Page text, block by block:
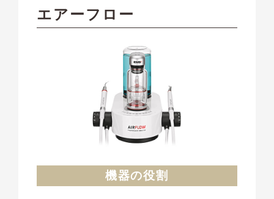
エアーフロー
機器の役割